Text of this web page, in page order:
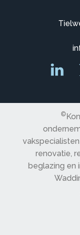
©
renovatie,
beglazing en